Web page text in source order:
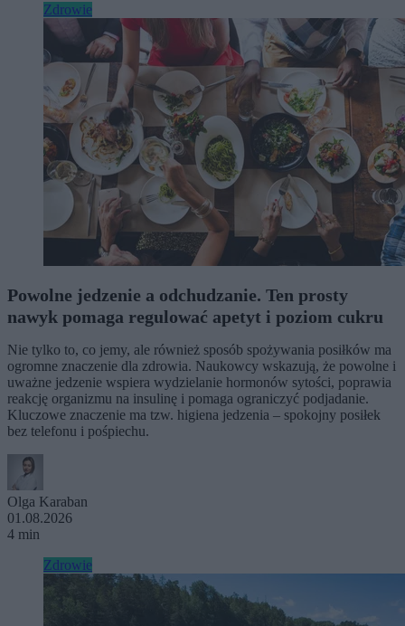
Zdrowie
Powolne jedzenie a odchudzanie. Ten prosty
nawyk pomaga regulować apetyt i poziom cukru
Nie tylko to, co jemy, ale również sposób spożywania posiłków ma
ogromne znaczenie dla zdrowia. Naukowcy wskazują, że powolne i
uważne jedzenie wspiera wydzielanie hormonów sytości, poprawia
reakcję organizmu na insulinę i pomaga ograniczyć podjadanie.
Kluczowe znaczenie ma tzw. higiena jedzenia – spokojny posiłek
bez telefonu i pośpiechu.
Olga Karaban
01.08.2026
4 min
Zdrowie